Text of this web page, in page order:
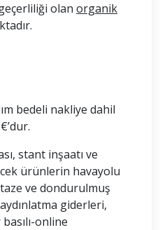
olan organik
bedeli nakliye dahil
stant inşaatı ve
ürünlerin havayolu
ve dondurulmuş
giderleri,
online